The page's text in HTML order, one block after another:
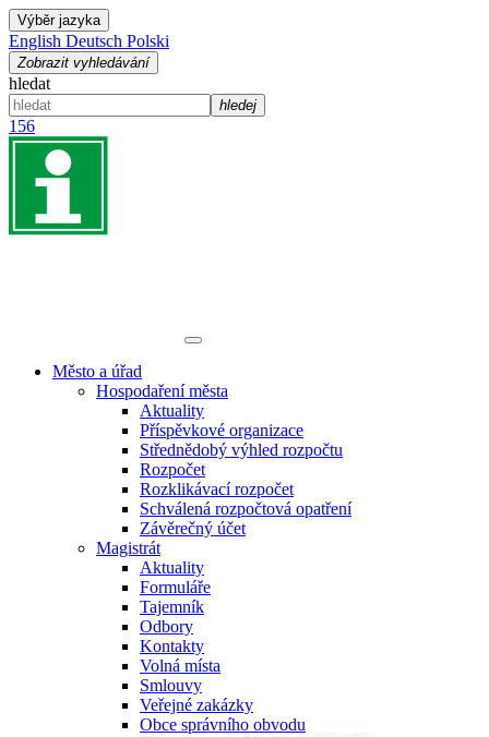
Výběr jazyka
English Deutsch Polski
Zobrazit vyhledávání
hledat
hledej
156
Město a úřad
Hospodaření města
Aktuality
Příspěvkové organizace
Střednědobý výhled rozpočtu
Rozpočet
Rozklikávací rozpočet
Schválená rozpočtová opatření
Závěrečný účet
Magistrát
Aktuality
Formuláře
Tajemník
Odbory
Kontakty
Volná místa
Smlouvy
Veřejné zakázky
Obce správního obvodu